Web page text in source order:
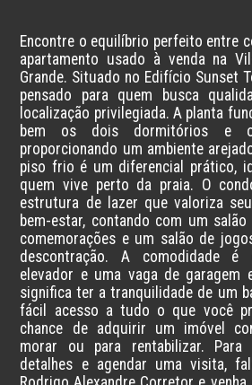
Encontre o equilíbrio perfeito entre
apartamento usado à venda na
Grande. Situado no Edifício Sunset
pensado para quem busca
localização privilegiada. A planta
bem os dois dormitórios e
proporcionando um ambiente
piso frio é um diferencial prático,
quem vive perto da praia. O
estrutura de lazer que valoriza
bem-estar, contando com um
comemorações e um salão de
descontração. A comodidade é
elevador e uma vaga de garagem
significa ter a tranquilidade de um
fácil acesso a tudo o que você
chance de adquirir um imóvel
morar ou para rentabilizar.
detalhes e agendar uma visita,